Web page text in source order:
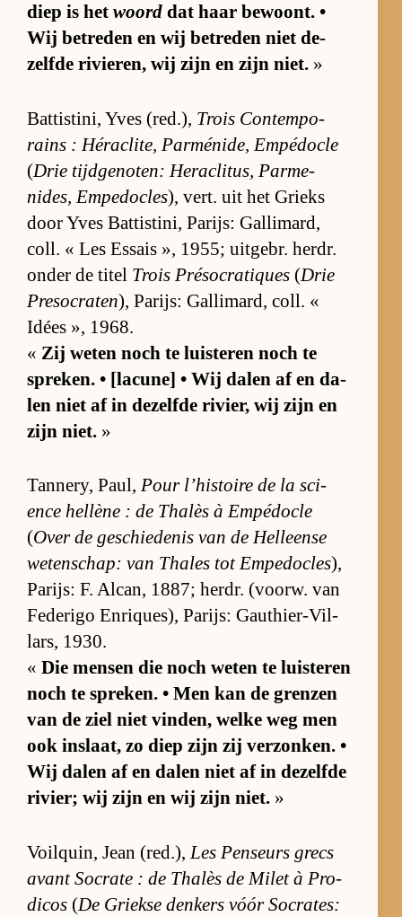
diep is het woord dat haar be­woont. •
Wij be­tre­den en wij be­tre­den niet de­
zelfde ri­vie­ren, wij zijn en zijn niet. »
Bat­tis­ti­ni, Yves (red.), Trois Con­tem­po­
rains : Hé­ra­cli­te, Par­mé­nide, Em­pé­do­cle
(Drie tijd­ge­no­ten: He­ra­cli­tus, Par­me­
nides, Em­pe­do­cles), vert. uit het Grieks
door Yves Bat­tis­ti­ni, Pa­rijs: Gal­li­mard,
coll. « Les Es­sais », 1955; uit­ge­br. her­dr.
on­der de ti­tel Trois Préso­cra­tiques (Drie
Pre­so­cra­ten), Pa­rijs: Gal­li­mard, coll. «
Idées », 1968.
« Zij we­ten noch te luis­te­ren noch te
spre­ken. • [la­cu­ne] • Wij da­len af en da­
len niet af in de­zelfde ri­vier, wij zijn en
zijn niet. »
Tan­ne­ry, Paul, Pour l’his­toire de la sci­
ence hel­lène : de Thalès à Em­pé­do­cle
(Over de ge­schie­de­nis van de Hel­leense
we­ten­schap: van Tha­les tot Em­pe­do­cles),
Pa­rijs: F. Al­can, 1887; her­dr. (voorw. van
Fe­de­rigo En­riques), Pa­rijs: Gau­thier-Vil­
lars, 1930.
« Die men­sen die noch we­ten te luis­te­ren
noch te spre­ken. • Men kan de gren­zen
van de ziel niet vin­den, welke weg men
ook in­slaat, zo diep zijn zij ver­zon­ken. •
Wij da­len af en da­len niet af in de­zelfde
ri­vier; wij zijn en wij zijn niet. »
Voilquin, Jean (red.),Les Pen­seurs grecs
avant So­crate : de Thalès de Mi­let à Pro­
di­cos (De Griekse den­kers vóór So­cra­tes: